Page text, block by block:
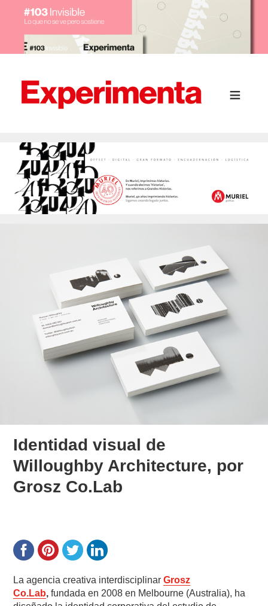
Identidad visual de
Willoughby Architecture, por
Grosz Co.Lab
La agencia creativa interdisciplinarGrosz
Co.Lab, fundada en 2008 en Melbourne (Australia), ha